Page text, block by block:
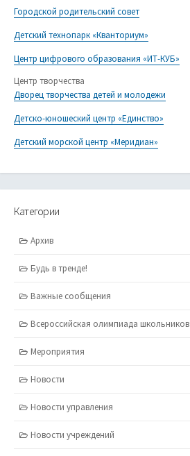
Городской родительский совет
Детский технопарк «Кванториум»
Центр цифрового образования «ИТ-КУБ»
Центр творчества
Дворец творчества детей и молодежи
Детско-юношеский центр «Единство»
Детский морской центр «Меридиан»
Категории
Архив
Будь в тренде!
Важные сообщения
Всероссийская олимпиада школьников
Мероприятия
Новости
Новости управления
Новости учреждений